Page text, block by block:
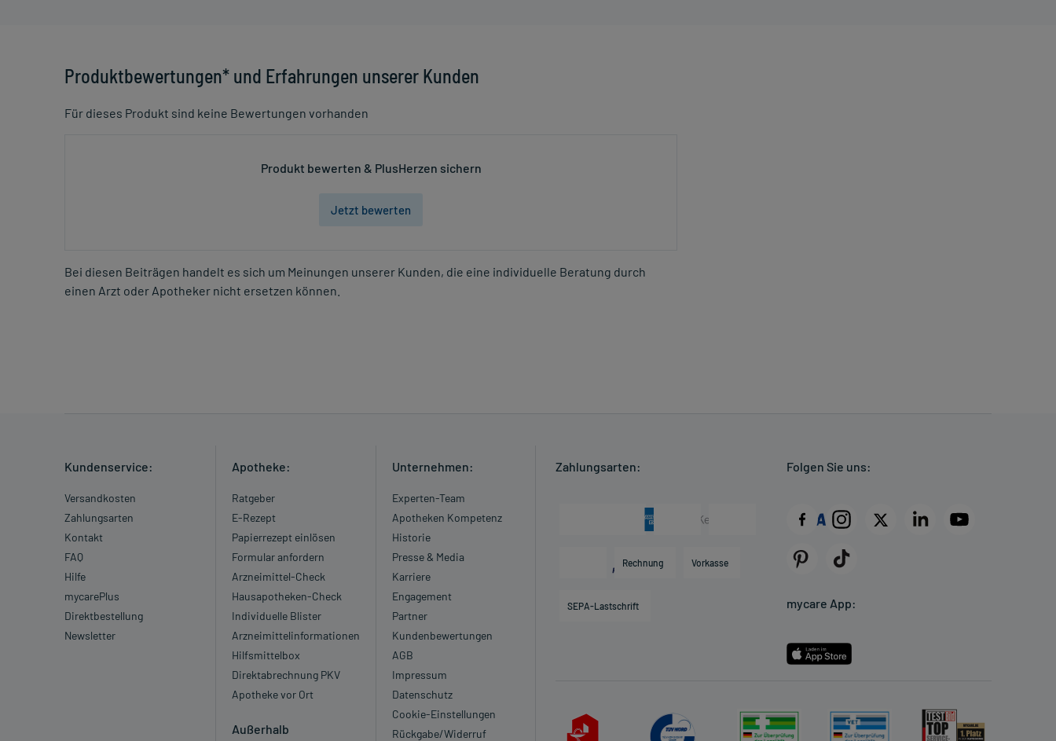
Produktbewertungen* und Erfahrungen unserer Kunden
Für dieses Produkt sind keine Bewertungen vorhanden
Produkt bewerten & PlusHerzen sichern
Jetzt bewerten
Bei diesen Beiträgen handelt es sich um Meinungen unserer Kunden, die eine individuelle Beratung durch
einen Arzt oder Apotheker nicht ersetzen können.
Kundenservice:
Versandkosten
Zahlungsarten
Kontakt
FAQ
Hilfe
mycarePlus
Direktbestellung
Newsletter
Apotheke:
Ratgeber
E-Rezept
Papierrezept einlösen
Formular anfordern
Arzneimittel-Check
Hausapotheken-Check
Individuelle Blister
Arzneimittelinformationen
Hilfsmittelbox
Direktabrechnung PKV
Apotheke vor Ort
Außerhalb
Unternehmen:
Experten-Team
Apotheken Kompetenz
Historie
Presse & Media
Karriere
Engagement
Partner
Kundenbewertungen
AGB
Impressum
Datenschutz
Cookie-Einstellungen
Rückgabe/Widerruf
Zahlungsarten:
Rechnung Vorkasse
SEPA-Lastschrift
Folgen Sie uns:
mycare App: